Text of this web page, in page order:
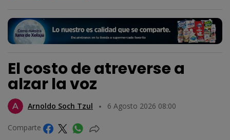
El costo de atreverse a
alzar la voz
Arnoldo Soch Tzul 6 Agosto 2026 08:00
Comparte